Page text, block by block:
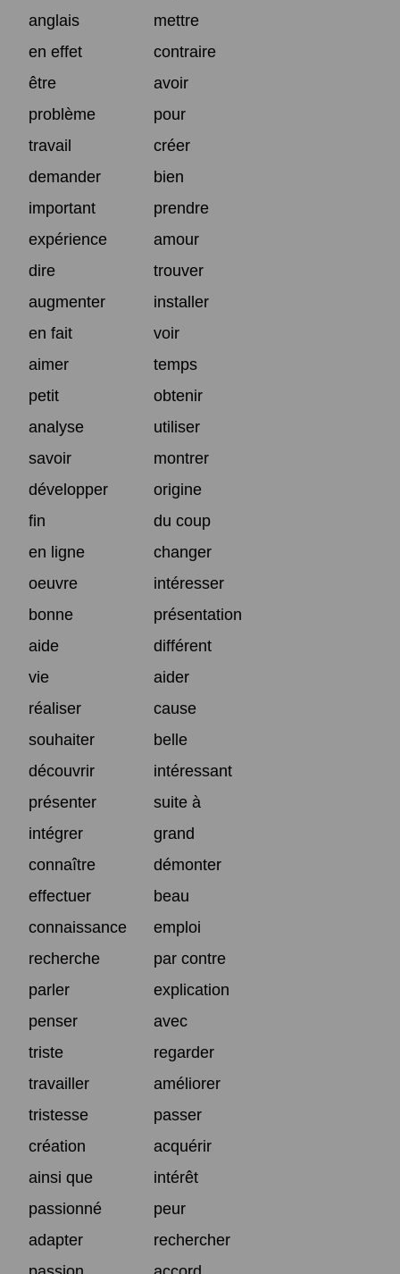
anglais
mettre
en effet
contraire
être
avoir
problème
pour
travail
créer
demander
bien
important
prendre
expérience
amour
dire
trouver
augmenter
installer
en fait
voir
aimer
temps
petit
obtenir
analyse
utiliser
savoir
montrer
développer
origine
fin
du coup
en ligne
changer
oeuvre
intéresser
bonne
présentation
aide
différent
vie
aider
réaliser
cause
souhaiter
belle
découvrir
intéressant
présenter
suite à
intégrer
grand
connaître
démonter
effectuer
beau
connaissance
emploi
recherche
par contre
parler
explication
penser
avec
triste
regarder
travailler
améliorer
tristesse
passer
création
acquérir
ainsi que
intérêt
passionné
peur
adapter
rechercher